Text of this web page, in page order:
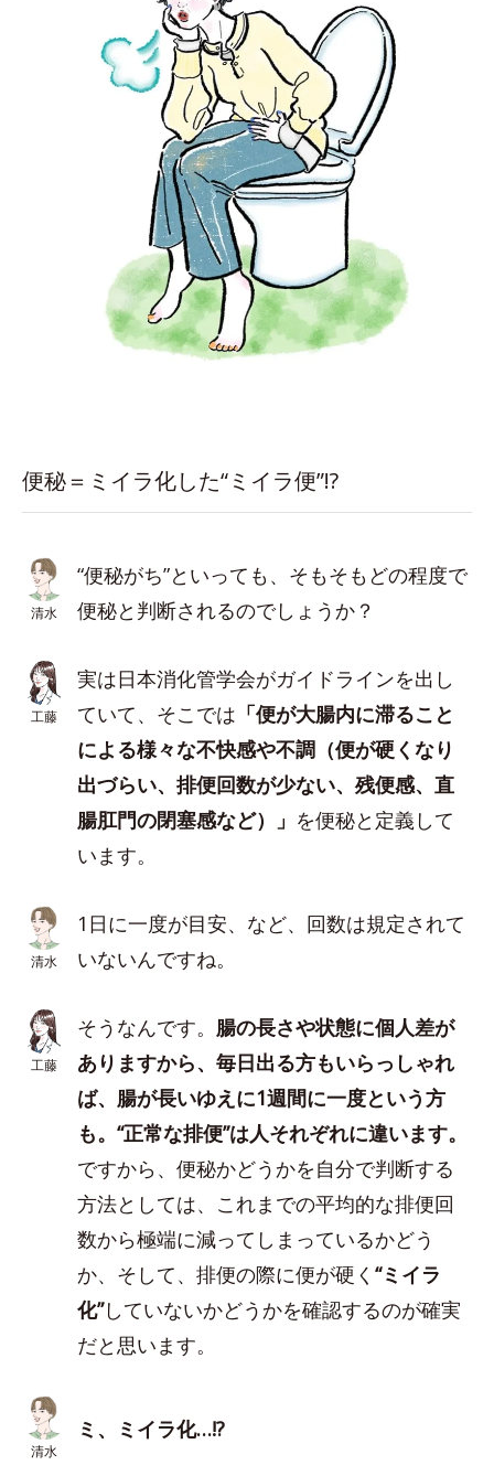
便秘＝ミイラ化した“ミイラ便”!?
清水
“便秘がち”といっても、そもそもどの程度で
便秘と判断されるのでしょうか？
工藤
実は日本消化管学会がガイドラインを出し
ていて、そこでは 「便が大腸内に滞ること
による様々な不快感や不調（便が硬くなり
出づらい、排便回数が少ない、残便感、直
腸肛門の閉塞感など）」 を便秘と定義して
います。
清水
1日に一度が目安、など、回数は規定されて
いないんですね。
工藤
そうなんです。 腸の長さや状態に個人差が
ありますから、毎日出る方もいらっしゃれ
ば、腸が長いゆえに1週間に一度という方
も。“正常な排便”は人それぞれに違います。
ですから、便秘かどうかを自分で判断する
方法としては、これまでの平均的な排便回
数から極端に減ってしまっているかどう
か、そして、排便の際に便が硬く “ミイラ
化”していないかどうかを確認するのが確実
だと思います。
清水
ミ、ミイラ化…!?